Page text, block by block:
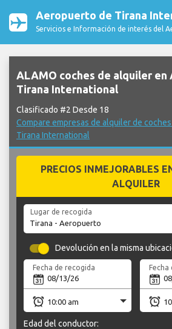
Aeropuerto de Tirana
Servicios e Información de interés del
ALAMO coches de alquiler
Tirana International
Clasificado #2 Desde 18
Compare empresas de alquiler de
Tirana International
PRECIOS INMEJORABLES
ALQUILER
Lugar de recogida
Devolución en la misma
Fecha de recogida Fecha
Edad del conductor: